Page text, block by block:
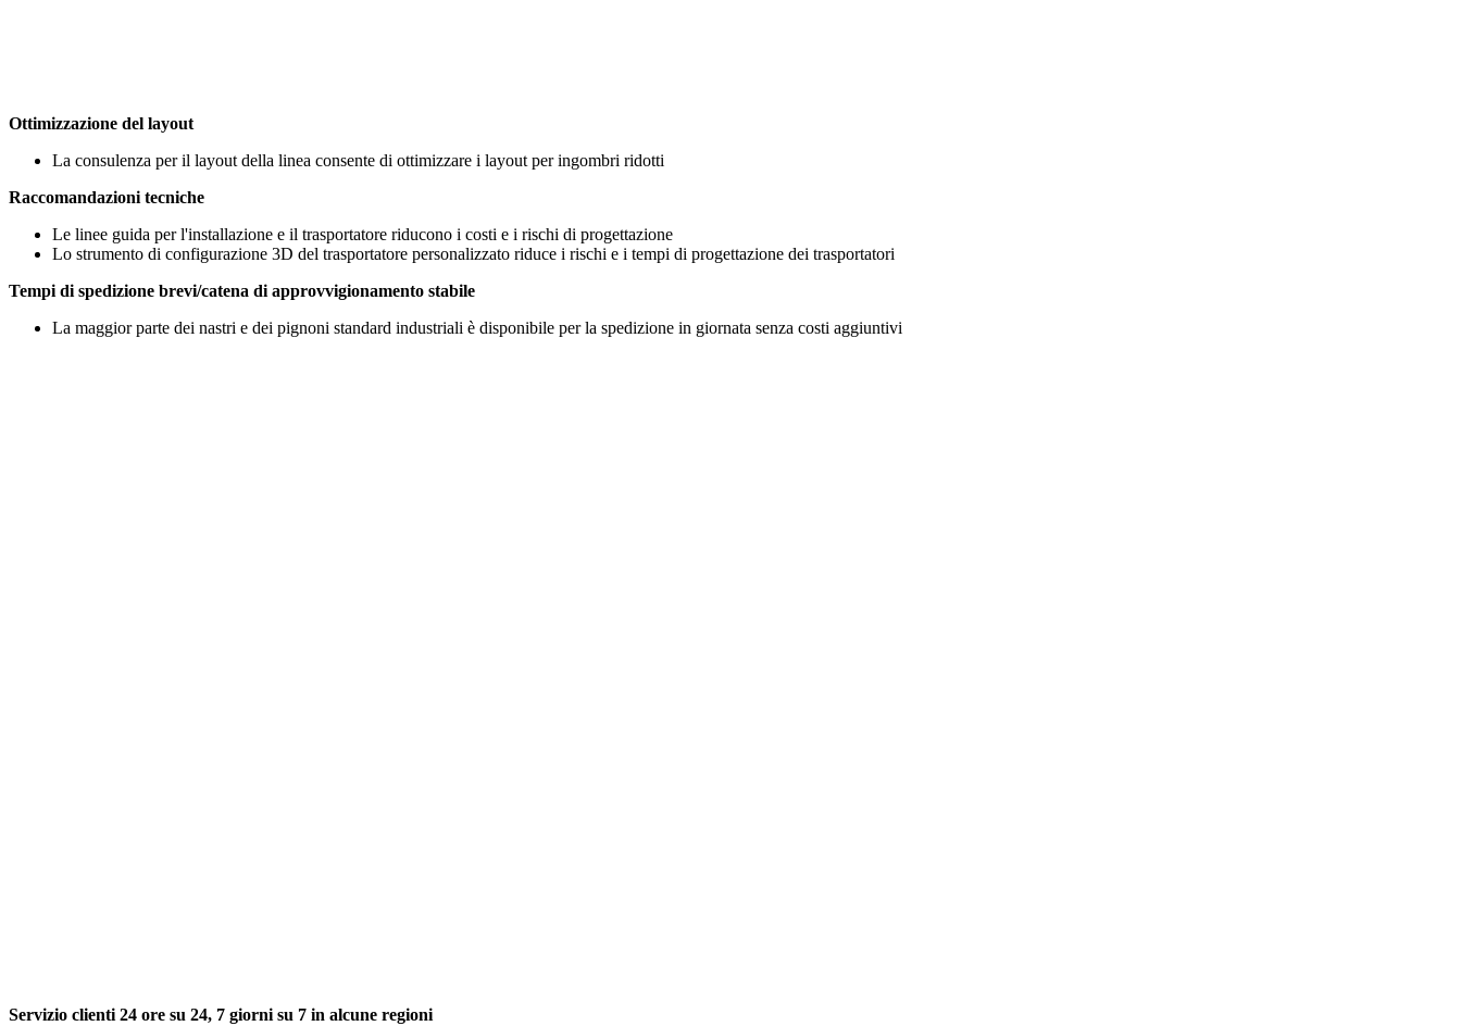
Ottimizzazione del layout
La consulenza per il layout della linea consente di ottimizzare i layout per ingombri ridotti
Raccomandazioni tecniche
Le linee guida per l'installazione e il trasportatore riducono i costi e i rischi di progettazione
Lo strumento di configurazione 3D del trasportatore personalizzato riduce i rischi e i tempi di progettazione dei trasportatori
Tempi di spedizione brevi/catena di approvvigionamento stabile
La maggior parte dei nastri e dei pignoni standard industriali è disponibile per la spedizione in giornata senza costi aggiuntivi
Servizio clienti 24 ore su 24, 7 giorni su 7 in alcune regioni